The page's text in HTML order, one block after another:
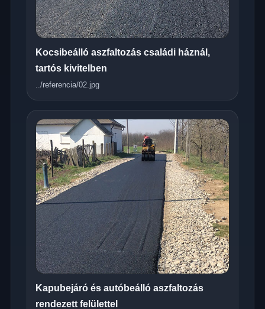
Kocsibeálló aszfaltozás családi háznál,
tartós kivitelben
../referencia/02.jpg
Kapubejáró és autóbeálló aszfaltozás
rendezett felülettel